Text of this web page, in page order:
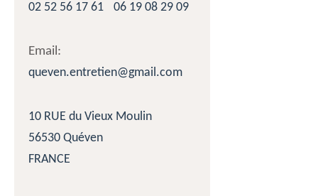
02 52 56 17 61
06 19 08 29 09
Email:
queven.entretien@gmail.com
10 RUE du Vieux Moulin
56530 Quéven
FRANCE